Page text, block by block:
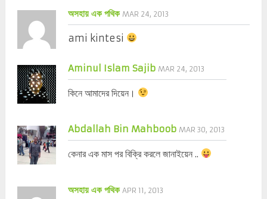
অসহায় এক পথিক MAR 24, 2013
ami kintesi
Aminul Islam Sajib MAR 24, 2013
কিনে আমাদের দিয়েন।
Abdallah Bin Mahboob MAR 30, 2013
কেনার এক মাস পর বিক্রি করলে জানাইয়েন ..
অসহায় এক পথিক APR 11, 2013